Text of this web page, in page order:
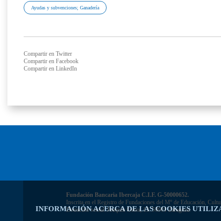
INFORMACIÓN ACERCA DE LAS COOKIES
Ayudas y subvenciones; Ganadería
Compartir en Twitter
Compartir en Facebook
Compartir en LinkedIn
Fundación Bancaria Ibercaja C.I.F. G-50000652.
Inscrita en el Registro de Fundaciones del Mº de Educación,
Domicilio social: Joaquín Costa, 13. 50001 Zaragoza.